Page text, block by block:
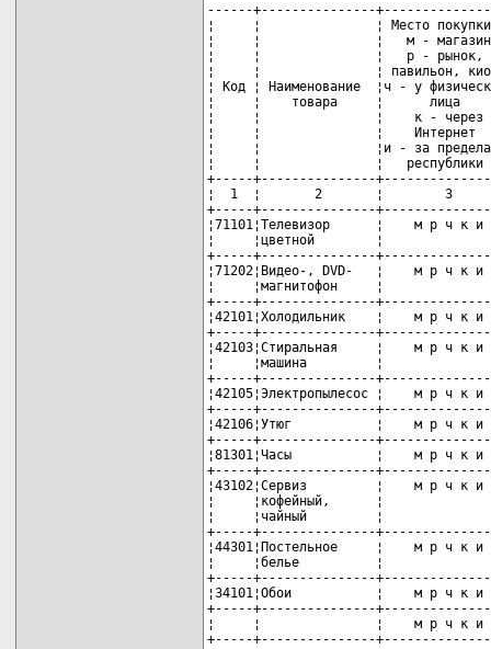
------+---------------
¦     ¦               ¦ Место
¦     ¦               ¦   м - магазин
¦     ¦               ¦   р -
¦     ¦               ¦ павильон, киоск
¦ Код ¦ Наименование  ¦ч - у
¦     ¦    товара     ¦      лица
¦     ¦               ¦    к - через
¦     ¦               ¦
¦     ¦               ¦и - за
¦     ¦               ¦
+-----+---------------
¦  1  ¦       2       ¦        3
+-----+---------------
¦71101¦Телевизор      ¦    м р
¦     ¦цветной        ¦
+-----+---------------
¦71202¦Видео-, DVD-   ¦    м р
¦     ¦магнитофон     ¦
+-----+---------------
¦42101¦Холодильник    ¦    м
+-----+---------------
¦42103¦Стиральная     ¦    м р
¦     ¦машина         ¦
+-----+---------------
¦42105¦Электропылесос ¦    м
+-----+---------------
¦42106¦Утюг           ¦    м р ч
+-----+---------------
¦81301¦Часы           ¦    м р ч
+-----+---------------
¦43102¦Сервиз         ¦    м р
¦     ¦кофейный,      ¦
¦     ¦чайный         ¦
+-----+---------------
¦44301¦Постельное     ¦    м р
¦     ¦белье          ¦
+-----+---------------
¦34101¦Обои           ¦    м р ч
+-----+---------------
¦     ¦               ¦    м р ч к
+-----+---------------